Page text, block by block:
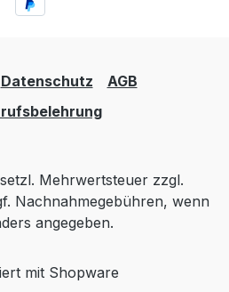
Datenschutz
AGB
Mehrwertsteuer zzgl.
Nachnahmegebühren, wenn
angegeben.
mit Shopware